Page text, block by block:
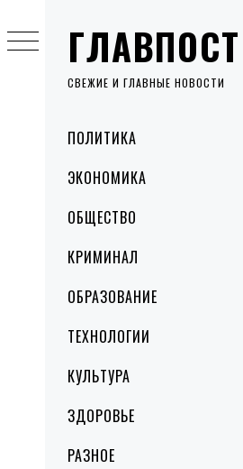
ГЛАВПОСТ
СВЕЖИЕ И ГЛАВНЫЕ НОВОСТИ
MenuПОЛИТИКА
ЭКОНОМИКА
ОБЩЕСТВО
КРИМИНАЛ
ОБРАЗОВАНИЕ
ТЕХНОЛОГИИ
КУЛЬТУРА
ЗДОРОВЬЕ
РАЗНОЕ
to
content